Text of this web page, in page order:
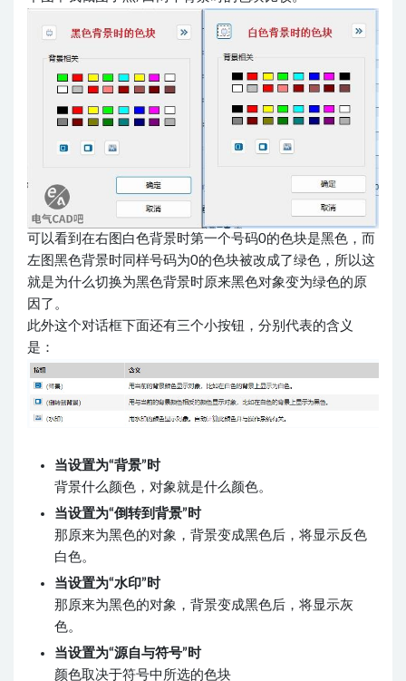
可以看到在右图白色背景时第一个号码0的色块是黑色，而
左图黑色背景时同样号码为0的色块被改成了绿色，所以这
就是为什么切换为黑色背景时原来黑色对象变为绿色的原
因了。
此外这个对话框下面还有三个小按钮，分别代表的含义
是：
当设置为“背景”时
背景什么颜色，对象就是什么颜色。
当设置为“倒转到背景”时
那原来为黑色的对象，背景变成黑色后，将显示反色
白色。
当设置为“水印”时
那原来为黑色的对象，背景变成黑色后，将显示灰
色。
当设置为“源自与符号”时
颜色取决于符号中所选的色块